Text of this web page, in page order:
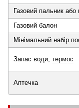
Газовий пальник або
Газовий балон
Мінімальний набір
Запас води, термос
Аптечка